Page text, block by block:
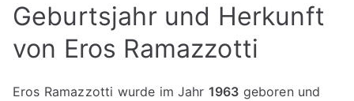
Geburtsjahr und Herkunft
von Eros Ramazzotti
Eros Ramazzotti wurde im Jahr 1963 geboren und